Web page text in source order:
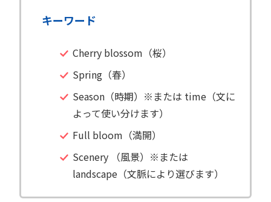
キーワード
Cherry blossom（桜）
Spring（春）
Season（時期）※または time（文に
よって使い分けます）
Full bloom（満開）
Scenery （風景）※または
landscape（文脈により選びます）